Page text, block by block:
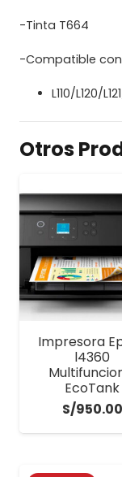
-Tinta T664
-Compatible
L110/L120/
Otros
Impresora
l4360
EcoTank
S/950.00